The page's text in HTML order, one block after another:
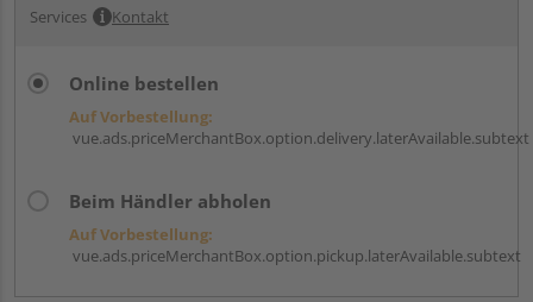
Services Kontakt
Online bestellen
Auf Vorbestellung:
vue.ads.priceMerchantBox.option.delivery.laterAvailable.subtext
Beim Händler abholen
Auf Vorbestellung:
vue.ads.priceMerchantBox.option.pickup.laterAvailable.subtext